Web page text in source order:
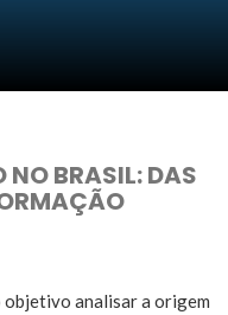
NO BRASIL: DAS
objetivo analisar a origem